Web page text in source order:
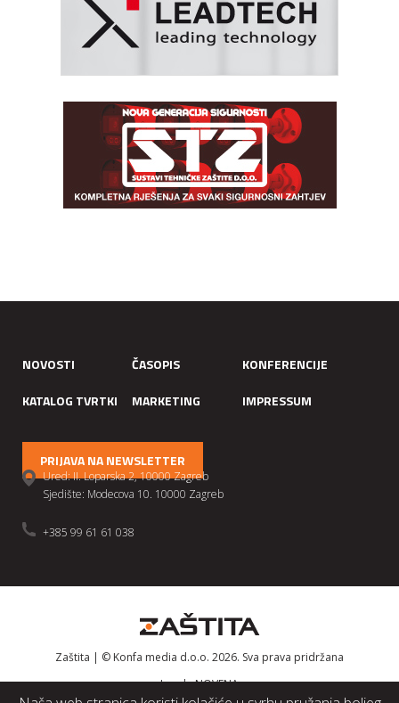
NOVOSTI ČASOPIS
KONFERENCIJE
KATALOG TVRTKI
MARKETING IMPRESSUM
PRIJAVA NA NEWSLETTER
Ured: II. Loparska 2, 10000 Zagreb
Sjedište: Modecova 10. 10000 Zagreb
+385 99 61 61 038
Zaštita | © Konfa media d.o.o. 2026. Sva prava pridržana
IzradaNOVENA